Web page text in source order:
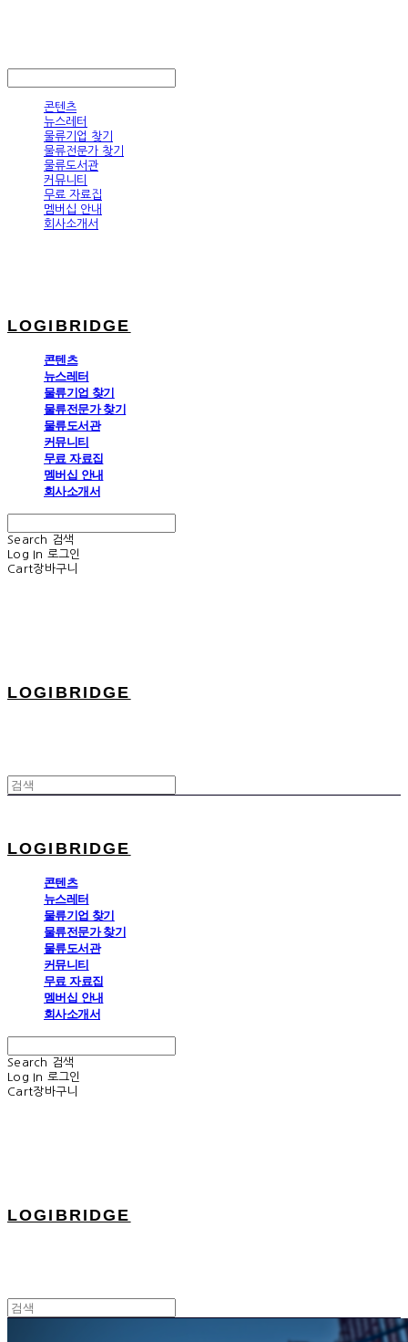
콘텐츠
뉴스레터
물류기업 찾기
물류전문가 찾기
물류도서관
커뮤니티
무료 자료집
멤버십 안내
회사소개서
LOGIBRIDGE
콘텐츠
뉴스레터
물류기업 찾기
물류전문가 찾기
물류도서관
커뮤니티
무료 자료집
멤버십 안내
회사소개서
Search
검색
Log In 로그인
Cart장바구니
LOGIBRIDGE
LOGIBRIDGE
콘텐츠
뉴스레터
물류기업 찾기
물류전문가 찾기
물류도서관
커뮤니티
무료 자료집
멤버십 안내
회사소개서
Search
검색
Log In 로그인
Cart장바구니
LOGIBRIDGE